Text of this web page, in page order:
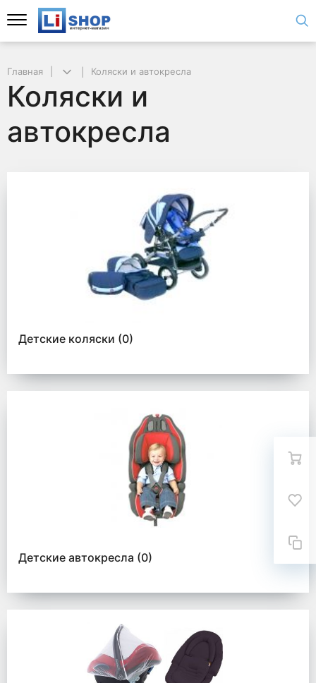
Главная Коляски и автокресла
Коляски и
автокресла
Детские коляски (0)
Детские автокресла (0)